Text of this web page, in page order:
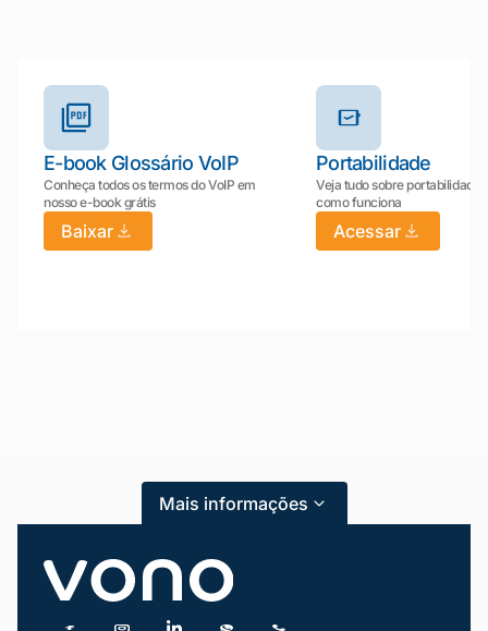
E-book Glossário VoIP
Conheça todos os termos do VoIP em
nosso e-book grátis
Baixar
Portabilidade
Veja tudo sobre portabilidade:
como funciona
Acessar
Mais informações